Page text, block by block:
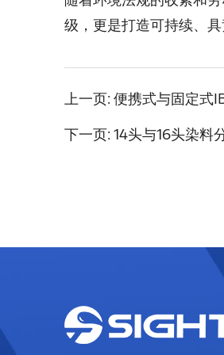
级，更是打造可持续、
上一页: 便携式与固定式
下一页: 14头与16头染料